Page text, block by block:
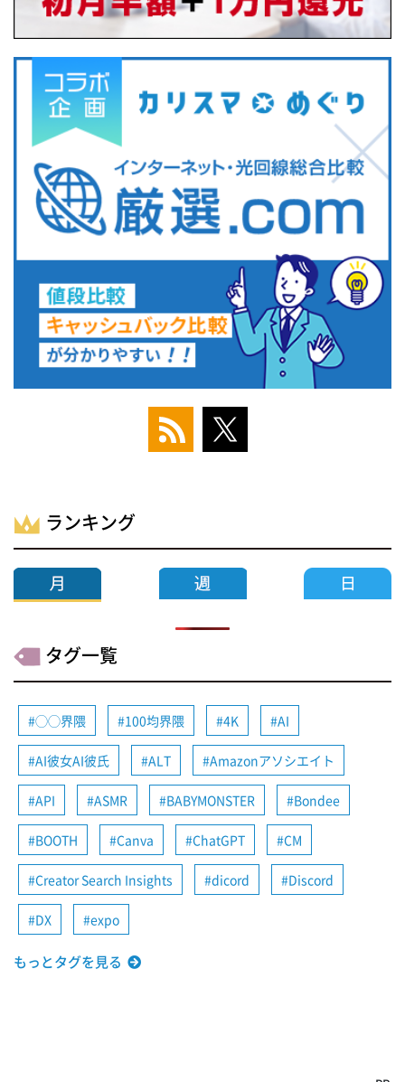
ランキング
タグ一覧
◯◯界隈 100均界隈 4K AI
AI彼女AI彼氏 ALT Amazonアソシエイト
API ASMR BABYMONSTER Bondee
BOOTH Canva ChatGPT CM
Creator Search Insights dicord Discord
DX expo
もっとタグを見る